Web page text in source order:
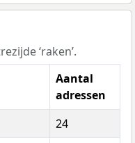
‘raken’.
Aantal
adressen
24